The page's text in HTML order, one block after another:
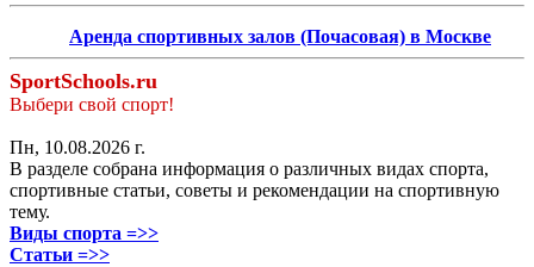
Аренда спортивных залов (Почасовая) в Москве
SportSchools.ru
Выбери свой спорт!
Пн, 10.08.2026 г.
В разделе собрана информация о различных видах спорта,
спортивные статьи, советы и рекомендации на спортивную
тему.
Виды спорта =>>
Статьи =>>